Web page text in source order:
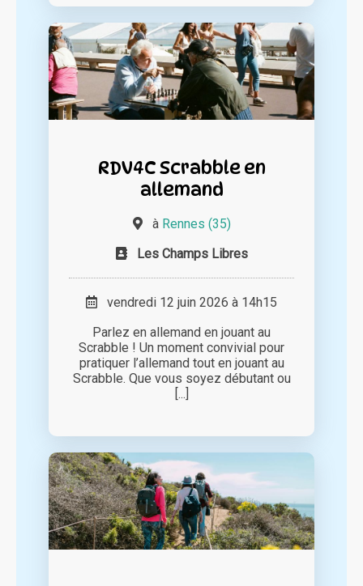
RDV4C Scrabble en
allemand
à Rennes (35)
Les Champs Libres
vendredi 12 juin 2026 à 14h15
Parlez en allemand en jouant au
Scrabble ! Un moment convivial pour
pratiquer l’allemand tout en jouant au
Scrabble. Que vous soyez débutant ou
[...]